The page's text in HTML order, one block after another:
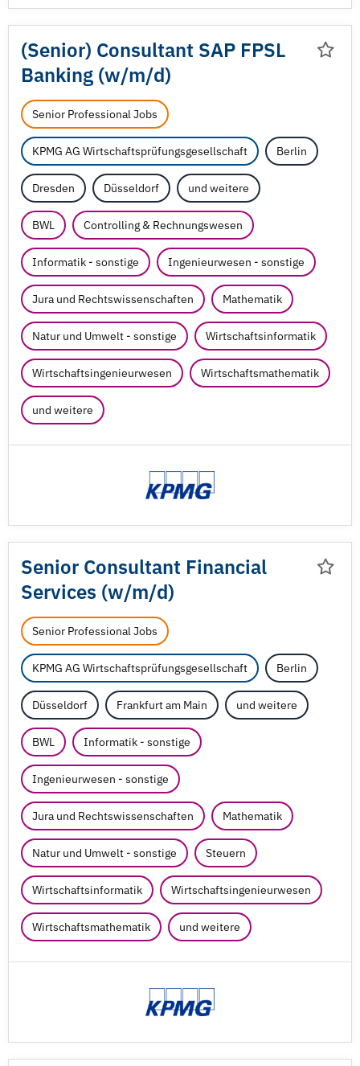
(Senior) Consultant SAP FPSL
Banking (w/m/d)
Senior Professional Jobs
KPMG AG Wirtschaftsprüfungsgesellschaft Berlin
Dresden Düsseldorf und weitere
BWL Controlling & Rechnungswesen
Informatik - sonstige Ingenieurwesen - sonstige
Jura und Rechtswissenschaften Mathematik
Natur und Umwelt - sonstige Wirtschaftsinformatik
Wirtschaftsingenieurwesen Wirtschaftsmathematik
und weitere
Senior Consultant Financial
Services (w/m/d)
Senior Professional Jobs
KPMG AG Wirtschaftsprüfungsgesellschaft Berlin
Düsseldorf Frankfurt am Main und weitere
BWL Informatik - sonstige
Ingenieurwesen - sonstige
Jura und Rechtswissenschaften Mathematik
Natur und Umwelt - sonstige Steuern
Wirtschaftsinformatik Wirtschaftsingenieurwesen
Wirtschaftsmathematik und weitere